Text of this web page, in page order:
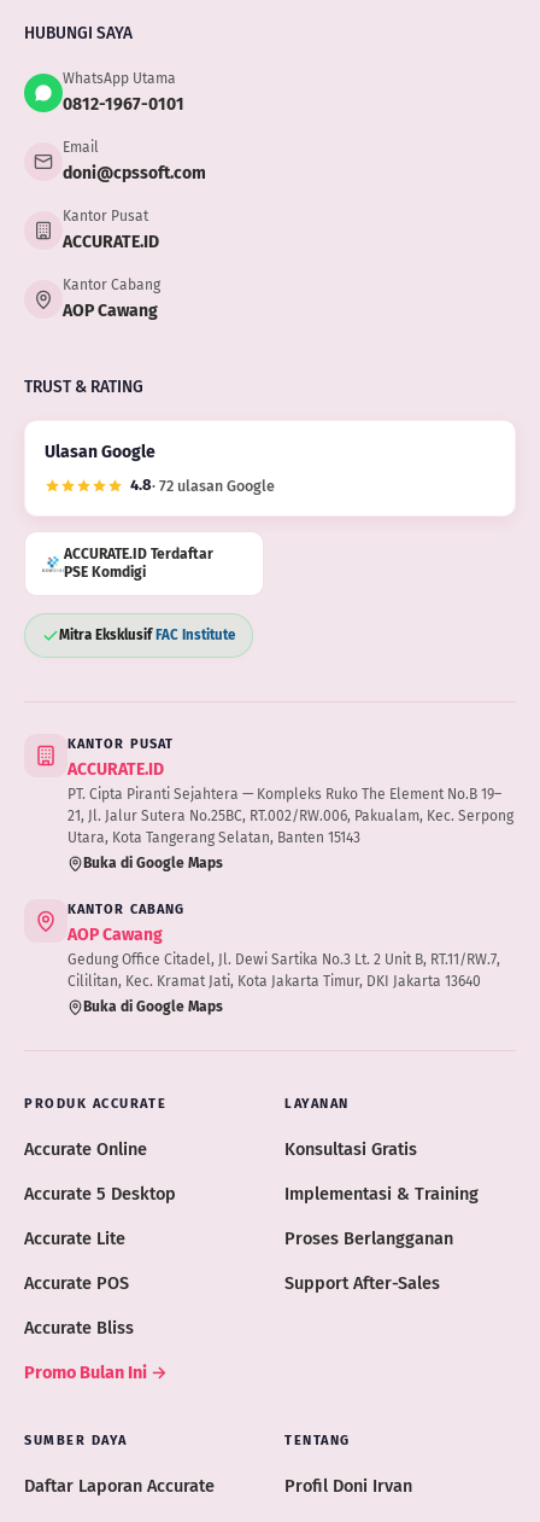
HUBUNGI SAYA
WhatsApp Utama
0812-1967-0101
Email
doni@cpssoft.com
Kantor Pusat
ACCURATE.ID
Kantor Cabang
AOP Cawang
TRUST & RATING
Ulasan Google
4.8· 72 ulasan Google
ACCURATE.ID Terdaftar
PSE Komdigi
Mitra Eksklusif FAC Institute
KANTOR PUSAT
ACCURATE.ID
PT. Cipta Piranti Sejahtera — Kompleks Ruko The Element No.B 19–
21, Jl. Jalur Sutera No.25BC, RT.002/RW.006, Pakualam, Kec. Serpong
Utara, Kota Tangerang Selatan, Banten 15143
Buka di Google Maps
KANTOR CABANG
AOP Cawang
Gedung Office Citadel, Jl. Dewi Sartika No.3 Lt. 2 Unit B, RT.11/RW.7,
Cililitan, Kec. Kramat Jati, Kota Jakarta Timur, DKI Jakarta 13640
Buka di Google Maps
PRODUK ACCURATE
Accurate Online
Accurate 5 Desktop
Accurate Lite
Accurate POS
Accurate Bliss
Promo Bulan Ini →
LAYANAN
Konsultasi Gratis
Implementasi & Training
Proses Berlangganan
Support After-Sales
SUMBER DAYA
Daftar Laporan Accurate
TENTANG
Profil Doni Irvan